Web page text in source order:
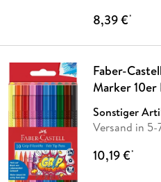
8,39 €*
Faber-
Marker 10er
Sonstiger
Versand in 5-
10,19 €*